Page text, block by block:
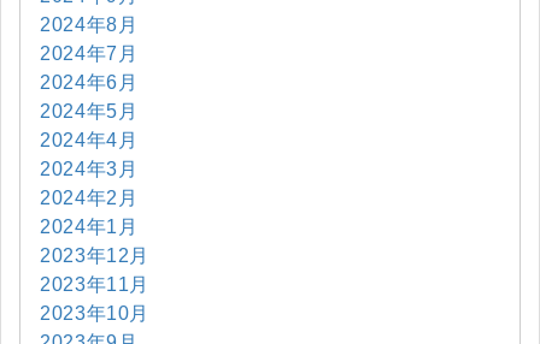
2024年8月
2024年7月
2024年6月
2024年5月
2024年4月
2024年3月
2024年2月
2024年1月
2023年12月
2023年11月
2023年10月